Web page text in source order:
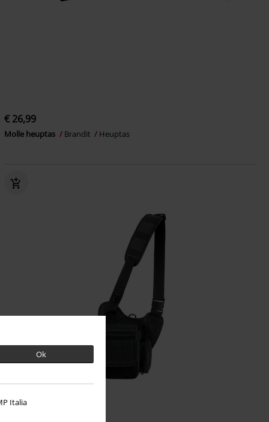
Ok
Italia
€ 26,99
Molle heuptas Brandit Heuptas